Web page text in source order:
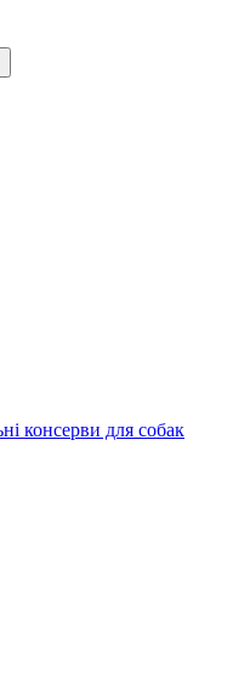
консерви для собак